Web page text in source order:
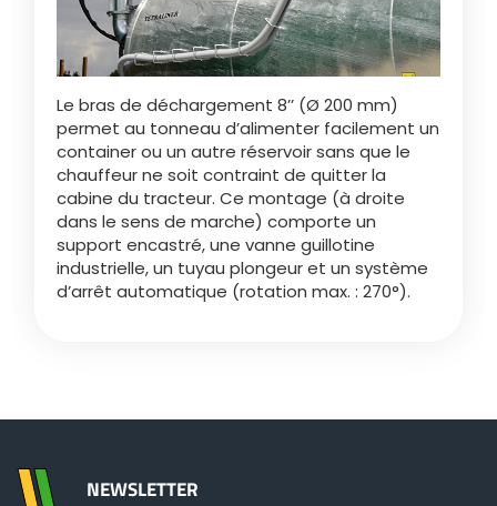
Česká republika
Yкраїнська мова
ελληνικά
Svenska
Le bras de déchargement 8’’ (Ø 200 mm)
permet au tonneau d’alimenter facilement un
container ou un autre réservoir sans que le
chauffeur ne soit contraint de quitter la
cabine du tracteur. Ce montage (à droite
dans le sens de marche) comporte un
support encastré, une vanne guillotine
industrielle, un tuyau plongeur et un système
d’arrêt automatique (rotation max. : 270°).
NEWSLETTER